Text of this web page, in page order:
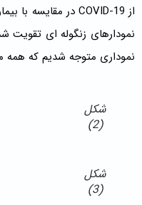
نموداری متوجه شدیم که همه
شکل
(2)
شکل
(3)